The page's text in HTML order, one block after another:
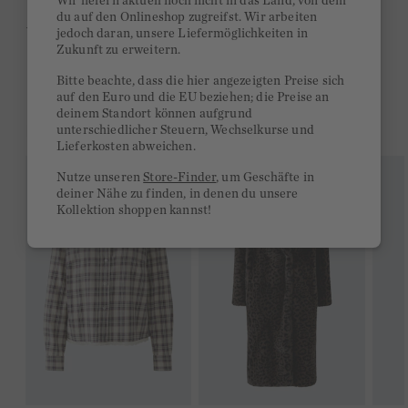
Ab 300€ versandkostenfrei
DAS KÖNNTE DIR GEFALLEN
du auf den Onlineshop zugreifst. Wir arbeiten
jedoch daran, unsere Liefermöglichkeiten in
Zukunft zu erweitern.
Bitte beachte, dass die hier angezeigten Preise sich
auf den Euro und die EU beziehen; die Preise an
deinem Standort können aufgrund
unterschiedlicher Steuern, Wechselkurse und
Lieferkosten abweichen.
Nutze unserenStore-Finder, um Geschäfte in
deiner Nähe zu finden, in denen du unsere
Kollektion shoppen kannst!